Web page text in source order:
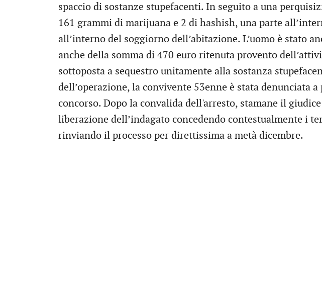
spaccio di sostanze stupefacenti. In seguito a una
161 grammi di marijuana e 2 di hashish, una parte
all’interno del soggiorno dell’abitazione. L’uomo è stato
anche della somma di 470 euro ritenuta provento
sottoposta a sequestro unitamente alla sostanza
dell’operazione, la convivente 53enne è stata denunciata
concorso. Dopo la convalida dell'arresto, stamane il
liberazione dell’indagato concedendo contestualmente i
rinviando il processo per direttissima a metà dicembre.